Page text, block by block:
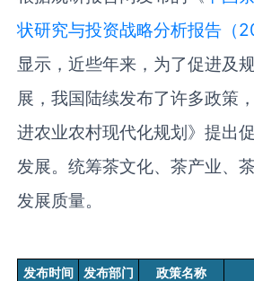
状研究与投资战略分析报告（
显示，近些年来，为了促进及
展，我国陆续发布了许多政策
进农业农村现代化规划》提出
发展。统筹茶文化、茶产业、
发展质量。
发布时间 发布部门 政策名称